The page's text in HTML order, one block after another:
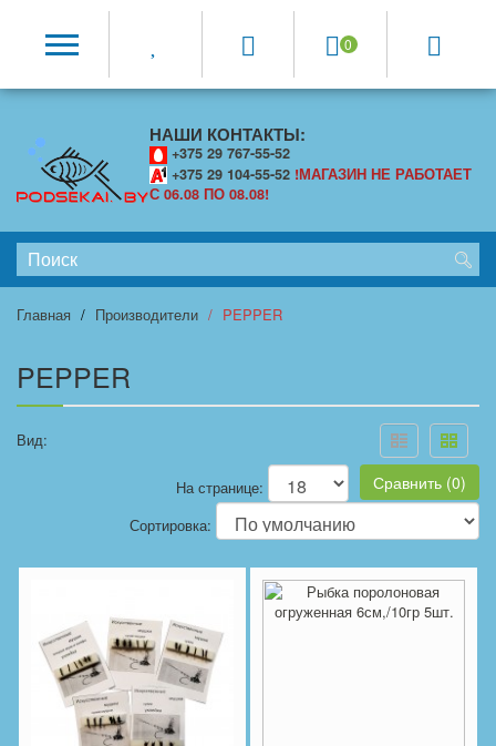
0
НАШИ КОНТАКТЫ:
+375 29 767-55-52
+375 29 104-55-52 !МАГАЗИН НЕ РАБОТАЕТ
С 06.08 ПО 08.08!
Главная Производители PEPPER
PEPPER
Вид:
Сравнить (0)
На странице:
Сортировка: